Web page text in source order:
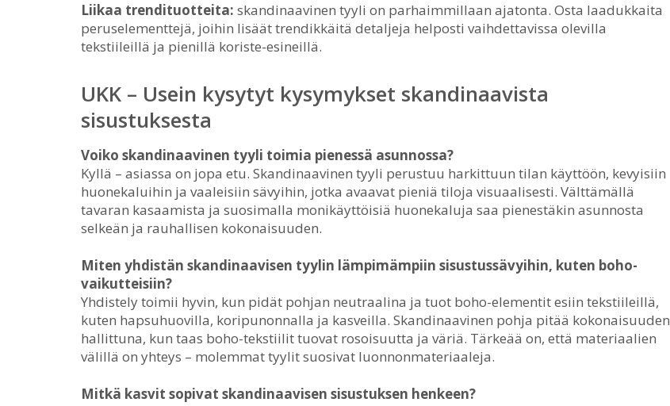
Liikaa trendituotteita: skandinaavinen tyyli on parhaimmillaan ajatonta. Osta laadukkaita
peruselementtejä, joihin lisäät trendikkäitä detaljeja helposti vaihdettavissa olevilla
tekstiileillä ja pienillä koriste-esineillä.
UKK – Usein kysytyt kysymykset skandinaavista
sisustuksesta
Voiko skandinaavinen tyyli toimia pienessä asunnossa?
Kyllä – asiassa on jopa etu. Skandinaavinen tyyli perustuu harkittuun tilan käyttöön, kevyisiin
huonekaluihin ja vaaleisiin sävyihin, jotka avaavat pieniä tiloja visuaalisesti. Välttämällä
tavaran kasaamista ja suosimalla monikäyttöisiä huonekaluja saa pienestäkin asunnosta
selkeän ja rauhallisen kokonaisuuden.
Miten yhdistän skandinaavisen tyylin lämpimämpiin sisustussävyihin, kuten boho-
vaikutteisiin?
Yhdistely toimii hyvin, kun pidät pohjan neutraalina ja tuot boho-elementit esiin tekstiileillä,
kuten hapsuhuovilla, koripunonnalla ja kasveilla. Skandinaavinen pohja pitää kokonaisuuden
hallittuna, kun taas boho-tekstiilit tuovat rosoisuutta ja väriä. Tärkeää on, että materiaalien
välillä on yhteys – molemmat tyylit suosivat luonnonmateriaaleja.
Mitkä kasvit sopivat skandinaavisen sisustuksen henkeen?